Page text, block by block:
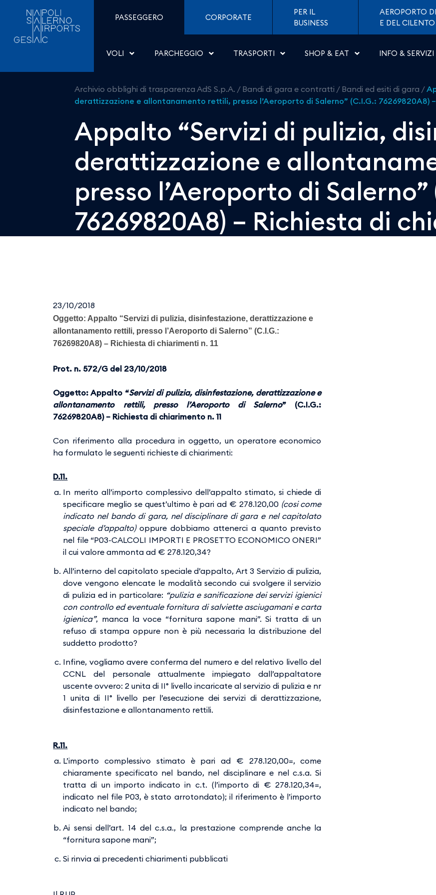
Salta al contenuto
Appalto “Servizi di pulizia, disinfestazione,
PASSEGGERO CORPORATE
PER IL
BUSINESS
AEROPORTO
E DEL CILENTO
VOLI PARCHEGGIO TRASPORTI SHOP & EAT INFO & SERVIZI
Archivio obblighi di trasparenza AdS S.p.A. / Bandi di gara e contratti / Bandi ed esiti di gara /
derattizzazione e allontanamento rettili, presso l’Aeroporto di Salerno” (C.I.G.: 76269820A8)
Appalto “Servizi di pulizia,
derattizzazione e
presso l’Aeroporto di Salerno”
76269820A8) – Richiesta di
23/10/2018
Oggetto: Appalto “Servizi di pulizia, disinfestazione, derattizzazione e
allontanamento rettili, presso l’Aeroporto di Salerno” (C.I.G.:
76269820A8) – Richiesta di chiarimenti n. 11
Prot. n. 572/G del 23/10/2018
Oggetto: Appalto “Servizi di pulizia, disinfestazione, derattizzazione e
allontanamento rettili, presso l’Aeroporto di Salerno” (C.I.G.:
76269820A8) – Richiesta di chiarimento n. 11
Con riferimento alla procedura in oggetto, un operatore economico
ha formulato le seguenti richieste di chiarimenti:
D.11.
In merito all’importo complessivo dell’appalto stimato, si chiede di
specificare meglio se quest’ultimo è pari ad € 278.120,00 (cosi come
indicato nel bando di gara, nel disciplinare di gara e nel capitolato
speciale d’appalto)oppure dobbiamo attenerci a quanto previsto
nel file “P03-CALCOLI IMPORTI E PROSETTO ECONOMICO ONERI”
il cui valore ammonta ad € 278.120,34?
All’interno del capitolato speciale d’appalto, Art 3 Servizio di pulizia,
dove vengono elencate le modalità secondo cui svolgere il servizio
di pulizia ed in particolare: “pulizia e sanificazione dei servizi igienici
con controllo ed eventuale fornitura di salviette asciugamani e carta
igienica”, manca la voce “fornitura sapone mani”. Si tratta di un
refuso di stampa oppure non è più necessaria la distribuzione del
suddetto prodotto?
Infine, vogliamo avere conferma del numero e del relativo livello del
CCNL del personale attualmente impiegato dall’appaltatore
uscente ovvero: 2 unita di II° livello incaricate al servizio di pulizia e nr
1 unita di II° livello per l’esecuzione dei servizi di derattizzazione,
disinfestazione e allontanamento rettili.
R.11.
L’importo complessivo stimato è pari ad € 278.120,00=, come
chiaramente specificato nel bando, nel disciplinare e nel c.s.a. Si
tratta di un importo indicato in c.t. (l’importo di € 278.120,34=,
indicato nel file P03, è stato arrotondato); il riferimento è l’importo
indicato nel bando;
Ai sensi dell’art. 14 del c.s.a., la prestazione comprende anche la
“fornitura sapone mani”;
Si rinvia ai precedenti chiarimenti pubblicati